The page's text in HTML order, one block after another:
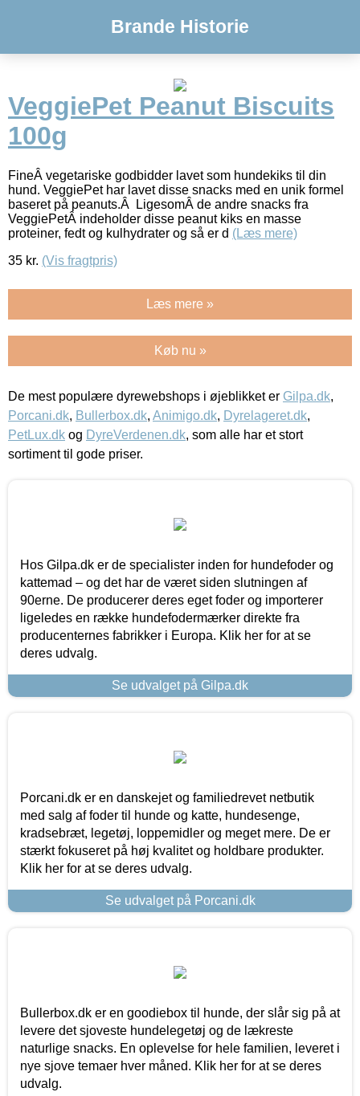
Brande Historie
VeggiePet Peanut Biscuits
100g
FineÂ vegetariske godbidder lavet som hundekiks til din
hund. VeggiePet har lavet disse snacks med en unik formel
baseret på peanuts.Â LigesomÂ de andre snacks fra
VeggiePetÂ indeholder disse peanut kiks en masse
proteiner, fedt og kulhydrater og så er d (Læs mere)
35 kr. (Vis fragtpris)
Læs mere »
Køb nu »
De mest populære dyrewebshops i øjeblikket er Gilpa.dk,
Porcani.dk, Bullerbox.dk, Animigo.dk, Dyrelageret.dk,
PetLux.dk og DyreVerdenen.dk, som alle har et stort
sortiment til gode priser.
Hos Gilpa.dk er de specialister inden for hundefoder og
kattemad – og det har de været siden slutningen af
90erne. De producerer deres eget foder og importerer
ligeledes en række hundefodermærker direkte fra
producenternes fabrikker i Europa. Klik her for at se
deres udvalg.
Se udvalget på Gilpa.dk
Porcani.dk er en danskejet og familiedrevet netbutik
med salg af foder til hunde og katte, hundesenge,
kradsebræt, legetøj, loppemidler og meget mere. De er
stærkt fokuseret på høj kvalitet og holdbare produkter.
Klik her for at se deres udvalg.
Se udvalget på Porcani.dk
Bullerbox.dk er en goodiebox til hunde, der slår sig på at
levere det sjoveste hundelegetøj og de lækreste
naturlige snacks. En oplevelse for hele familien, leveret i
nye sjove temaer hver måned. Klik her for at se deres
udvalg.